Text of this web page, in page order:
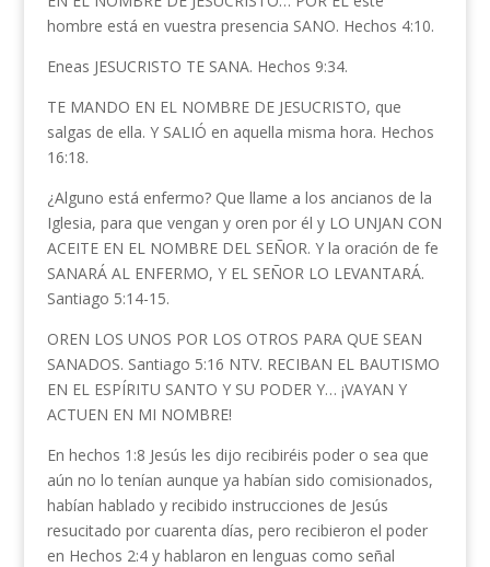
hombre está en vuestra presencia SANO. Hechos 4:10.
Eneas JESUCRISTO TE SANA. Hechos 9:34.
TE MANDO EN EL NOMBRE DE JESUCRISTO, que
salgas de ella. Y SALIÓ en aquella misma hora. Hechos
16:18.
¿Alguno está enfermo? Que llame a los ancianos de la
Iglesia, para que vengan y oren por él y LO UNJAN CON
ACEITE EN EL NOMBRE DEL SEÑOR. Y la oración de fe
SANARÁ AL ENFERMO, Y EL SEÑOR LO LEVANTARÁ.
Santiago 5:14-15.
OREN LOS UNOS POR LOS OTROS PARA QUE SEAN
SANADOS. Santiago 5:16 NTV. RECIBAN EL BAUTISMO
EN EL ESPÍRITU SANTO Y SU PODER Y… ¡VAYAN Y
ACTUEN EN MI NOMBRE!
En hechos 1:8 Jesús les dijo recibiréis poder o sea que
aún no lo tenían aunque ya habían sido comisionados,
habían hablado y recibido instrucciones de Jesús
resucitado por cuarenta días, pero recibieron el poder
en Hechos 2:4 y hablaron en lenguas como señal